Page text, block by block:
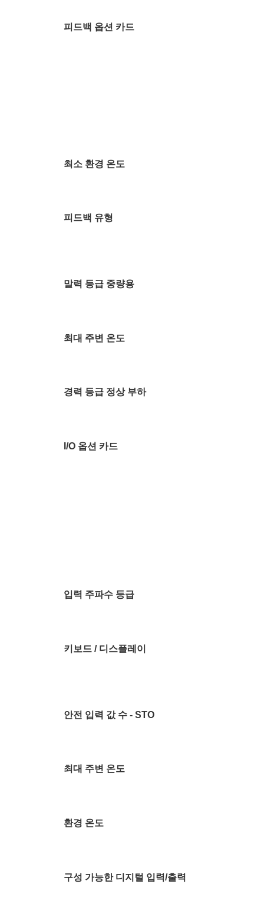
피드백 옵션 카드
최소 환경 온도
피드백 유형
말력 등급 중량용
최대 주변 온도
경력 등급 정상 부하
I/O 옵션 카드
입력 주파수 등급
키보드 / 디스플레이
안전 입력 값 수 - STO
최대 주변 온도
환경 온도
구성 가능한 디지털 입력/출력